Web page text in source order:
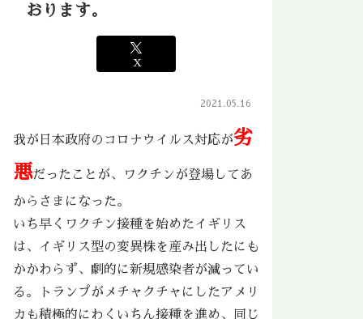
おります。
X
2021.05.16
我が日本政府のコロナウイルス対応が劣
悪だったことが、ワクチンが登場してあ
からさまになった。
いち早くワクチン接種を始めたイギリス
は、イギリス型の変異株を産み出したにも
かかわらず、劇的に新規感染者が減ってい
る。トランプがメチャクチャにしたアメリ
カも積極的にわくいちん接種を進め、同じ